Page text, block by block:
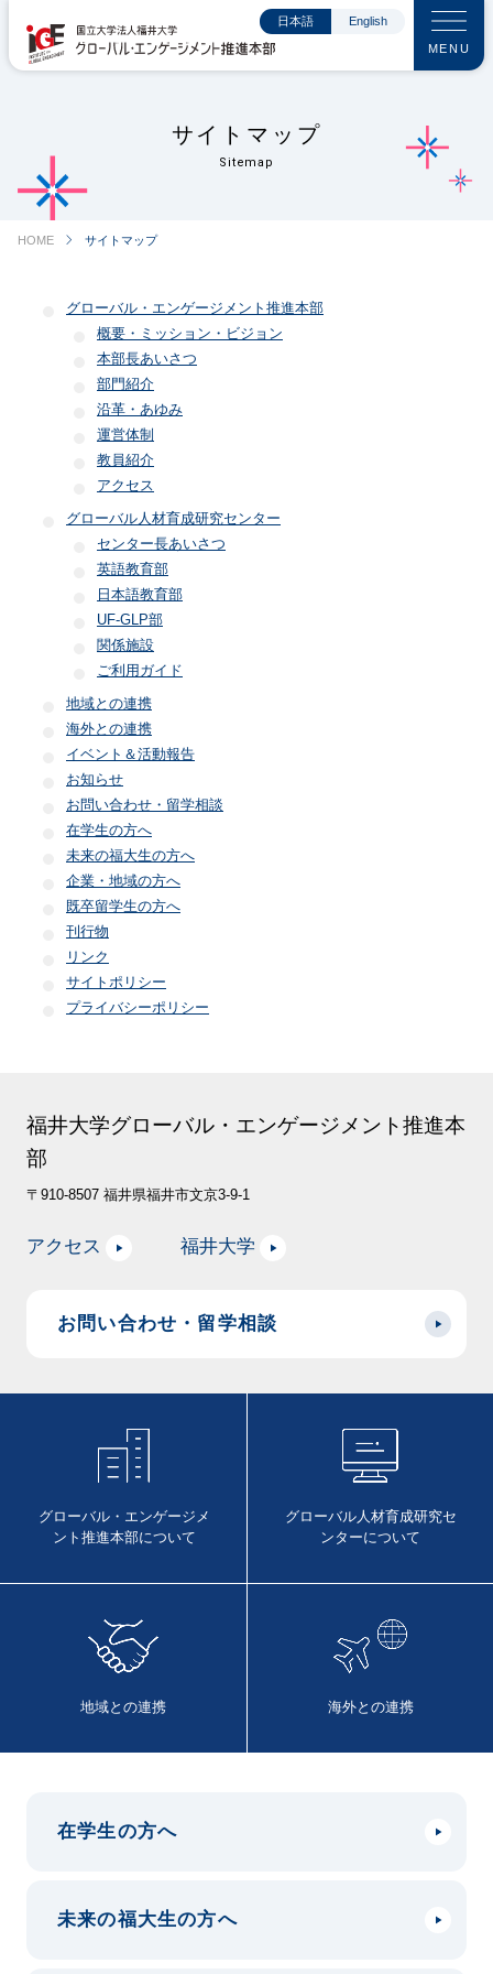
日本語 English
MENU
サイトマップ
Sitemap
HOME chevron_right サイトマップ
グローバル・エンゲージメント推進本部
概要・ミッション・ビジョン
本部長あいさつ
部門紹介
沿革・あゆみ
運営体制
教員紹介
アクセス
グローバル人材育成研究センター
センター長あいさつ
英語教育部
日本語教育部
UF-GLP部
関係施設
ご利用ガイド
地域との連携
海外との連携
イベント＆活動報告
お知らせ
お問い合わせ・留学相談
在学生の方へ
未来の福大生の方へ
企業・地域の方へ
既卒留学生の方へ
刊行物
リンク
サイトポリシー
プライバシーポリシー
福井大学グローバル・エンゲージメント推進本
部
〒910-8507 福井県福井市文京3-9-1
アクセス 福井大学
お問い合わせ・留学相談
グローバル・エンゲージメ
ント 推進本部について
グローバル人材育成研究セ
ンターについて
地域との連携 海外との連携
在学生の方へ
未来の福大生の方へ